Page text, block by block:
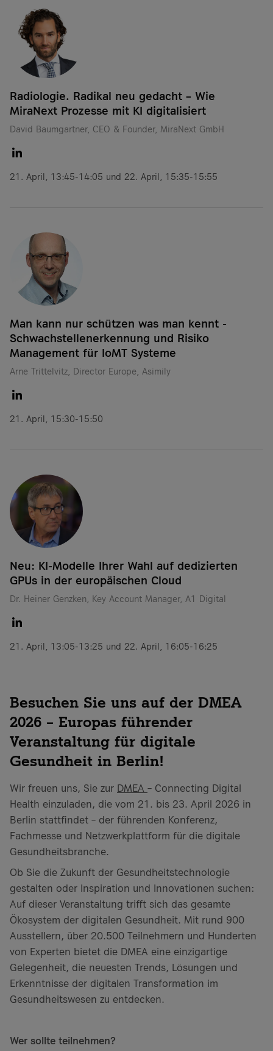
Radiologie. Radikal neu gedacht – Wie
MiraNext Prozesse mit KI digitalisiert
David Baumgartner, CEO & Founder, MiraNext GmbH
21. April, 13:45-14:05 und 22. April, 15:35-15:55
Man kann nur schützen was man kennt -
Schwachstellenerkennung und Risiko
Management​ für IoMT Systeme
Arne Trittelvitz, Director Europe, Asimily
21. April, 15:30-15:50
Neu: KI-Modelle Ihrer Wahl auf dedizierten
GPUs in der europäischen Cloud
Dr. Heiner Genzken, Key Account Manager, A1 Digital
21. April, 13:05-13:25 und 22. April, 16:05-16:25
Besuchen Sie uns auf der DMEA
2026 – Europas führender
Veranstaltung für digitale
Gesundheit in Berlin!
Wir freuen uns, Sie zur DMEA – Connecting Digital
Health einzuladen, die vom 21. bis 23. April 2026 in
Berlin stattfindet – der führenden Konferenz,
Fachmesse und Netzwerkplattform für die digitale
Gesundheitsbranche.
Ob Sie die Zukunft der Gesundheitstechnologie
gestalten oder Inspiration und Innovationen suchen:
Auf dieser Veranstaltung trifft sich das gesamte
Ökosystem der digitalen Gesundheit. Mit rund 900
Ausstellern, über 20.500 Teilnehmern und Hunderten
von Experten bietet die DMEA eine einzigartige
Gelegenheit, die neuesten Trends, Lösungen und
Erkenntnisse der digitalen Transformation im
Gesundheitswesen zu entdecken.
Wer sollte teilnehmen?